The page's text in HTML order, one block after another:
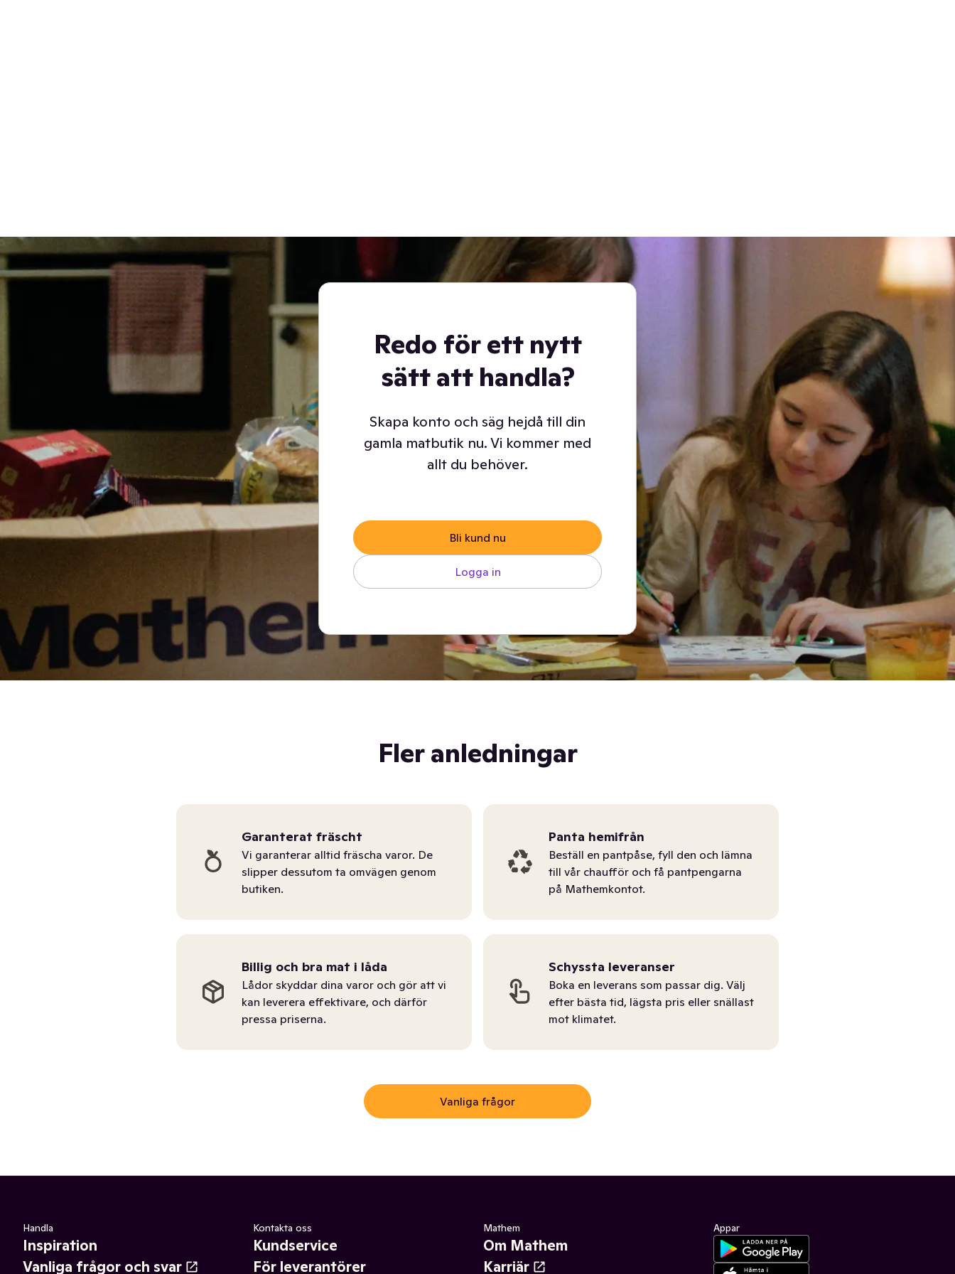
Redo för ett nytt
sätt att handla?
Skapa konto och säg hejdå till din
gamla matbutik nu. Vi kommer med
allt du behöver.
Bli kund nu
Logga in
Fler anledningar
Garanterat fräscht
Vi garanterar alltid fräscha varor. De
slipper dessutom ta omvägen genom
butiken.
Panta hemifrån
Beställ en pantpåse, fyll den och lämna
till vår chaufför och få pantpengarna
på Mathemkontot.
Billig och bra mat i låda
Lådor skyddar dina varor och gör att vi
kan leverera effektivare, och därför
pressa priserna.
Schyssta leveranser
Boka en leverans som passar dig. Välj
efter bästa tid, lägsta pris eller snällast
mot klimatet.
Vanliga frågor
Handla
Inspiration
Vanliga frågor och svar
Kontakta oss
Kundservice
För leverantörer
Mathem
Om Mathem
Karriär
Appar